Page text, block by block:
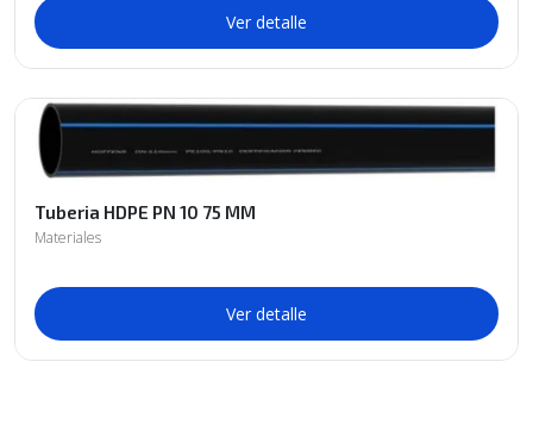
Ver detalle
Tuberia HDPE PN 10 75 MM
Materiales
Ver detalle